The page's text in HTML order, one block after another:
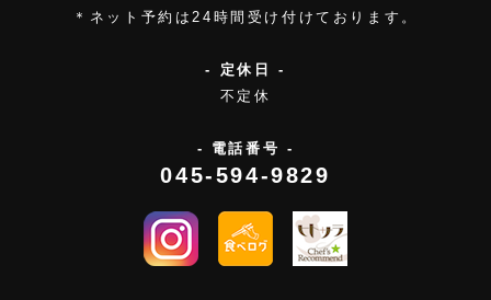
＊ネット予約は24時間受け付けております。
- 定休日 -
不定休
- 電話番号 -
045-594-9829